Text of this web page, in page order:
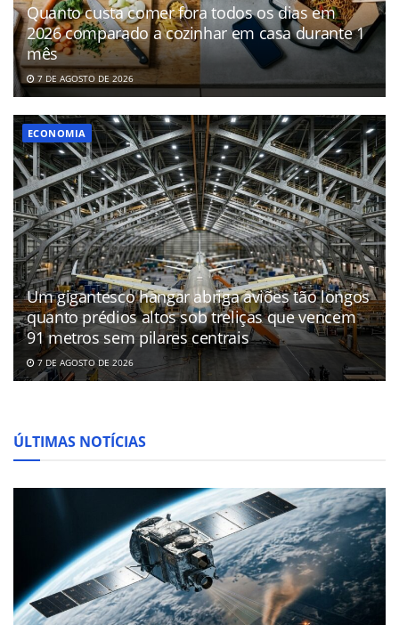
Quanto custa comer fora todos os dias em
2026 comparado a cozinhar em casa durante 1
mês
7 DE AGOSTO DE 2026
ECONOMIA
Um gigantesco hangar abriga aviões tão longos
quanto prédios altos sob treliças que vencem
91 metros sem pilares centrais
7 DE AGOSTO DE 2026
ÚLTIMAS NOTÍCIAS